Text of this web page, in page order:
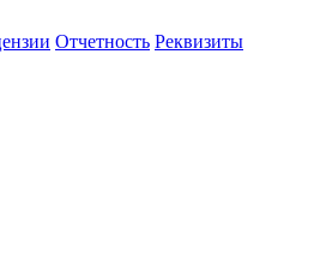
Отчетность Реквизиты